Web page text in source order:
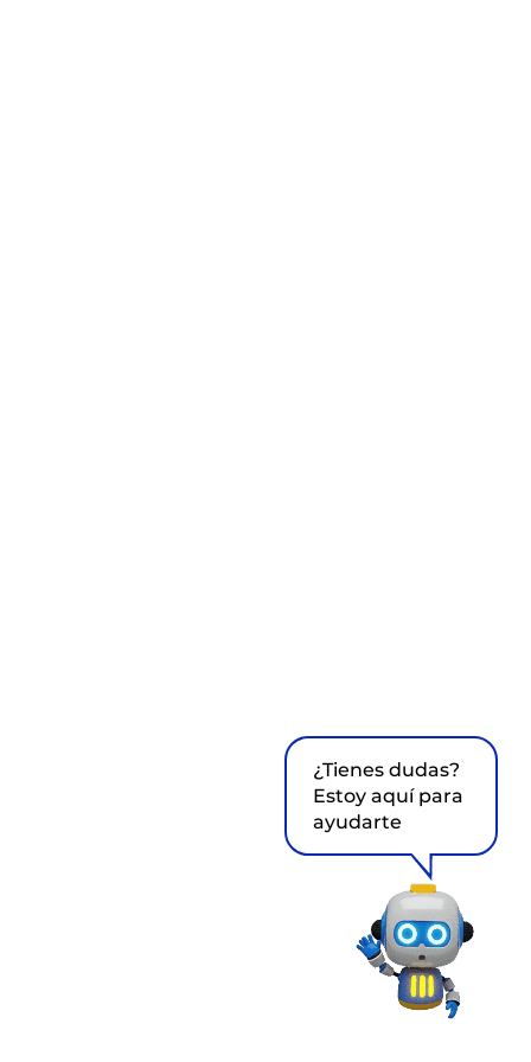
¿Tienes dudas?
Estoy aquí para
ayudarte